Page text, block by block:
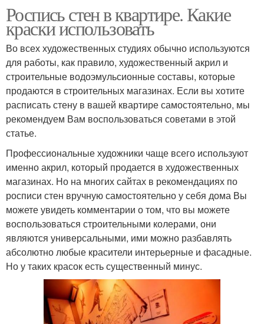
Роспись стен в квартире. Какие
краски использовать
Во всех художественных студиях обычно используются
для работы, как правило, художественный акрил и
строительные водоэмульсионные составы, которые
продаются в строительных магазинах. Если вы хотите
расписать стену в вашей квартире самостоятельно, мы
рекомендуем Вам воспользоваться советами в этой
статье.
Профессиональные художники чаще всего используют
именно акрил, который продается в художественных
магазинах. Но на многих сайтах в рекомендациях по
росписи стен вручную самостоятельно у себя дома Вы
можете увидеть комментарии о том, что вы можете
воспользоваться строительными колерами, они
являются универсальными, ими можно разбавлять
абсолютно любые красители интерьерные и фасадные.
Но у таких красок есть существенный минус.